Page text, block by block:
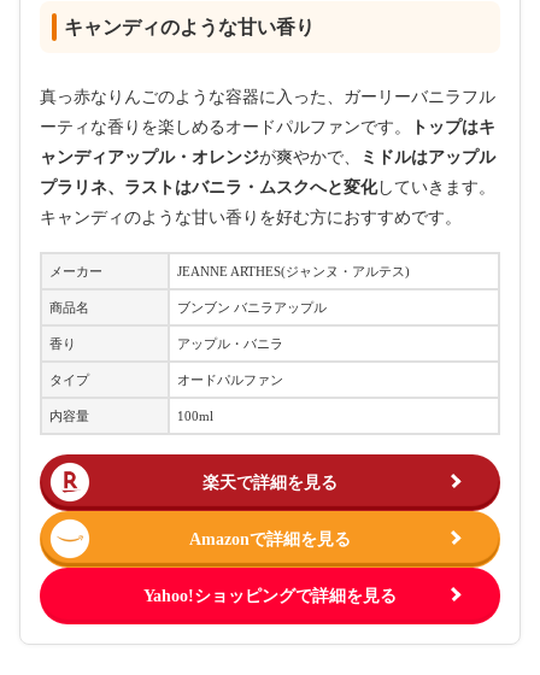
キャンディのような甘い香り
真っ赤なりんごのような容器に入った、ガーリーバニラフル
ーティな香りを楽しめるオードパルファンです。
トップはキ
ャンディアップル・オレンジが爽やかで、
ミドルはアップル
プラリネ、ラストはバニラ・ムスクへと変化していきます。
キャンディのような甘い香りを好む方におすすめです。
メーカー JEANNE ARTHES(ジャンヌ・アルテス)
商品名 ブンブン バニラアップル
香り アップル・バニラ
タイプ オードパルファン
内容量 100ml
楽天で詳細を見る
Amazonで詳細を見る
Yahoo!ショッピングで詳細を見る